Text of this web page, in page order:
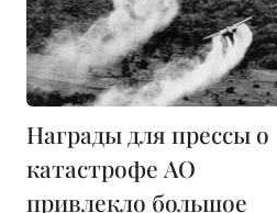
Награды для прессы о
катастрофе АО
привлекло большое